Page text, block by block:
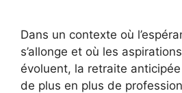
Dans un contexte où
s’allonge et où les
évoluent, la retraite
de plus en plus de